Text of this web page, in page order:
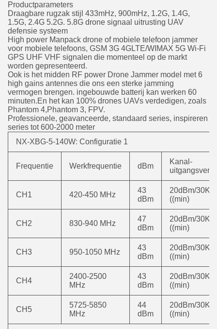
Productparameters
Draagbare rugzak stijl 433mHz, 900mHz, 1.2G, 1.4G,
1.5G, 2.4G 5.2G. 5.8G drone signaal uitrusting UAV
defensie systeem
High power Manpack drone of mobiele telefoon jammer
voor mobiele telefoons, GSM 3G 4GLTE/WIMAX 5G Wi-Fi
GPS UHF VHF signalen die momenteel op de markt
worden gepresenteerd.
Ook is het midden RF power Drone Jammer model met 6
high gains antennes die ons een sterke jamming
vermogen brengen. ingebouwde batterij kan werken 60
minuten.En het kan 100% drones UAVs verdedigen, zoals
Phantom 4,Phantom 3, FPV.
Professionele, geavanceerde, standaard series, inspireren
series tot 600-2000 meter
NX-XBG-5-140W: Configuratie 1
Frequentie Werkfrequentie dBm
Kanal-
CH1 420-450 MHz
43
dBm
20dBm/
((min)
CH2 830-940 MHz
47
dBm
20dBm/
((min)
CH3 950-1050 MHz
43
dBm
20dBm/
((min)
CH4
2400-2500
MHz
43
dBm
20dBm/
((min)
CH5
5725-5850
MHz
44
dBm
20dBm/
((min)